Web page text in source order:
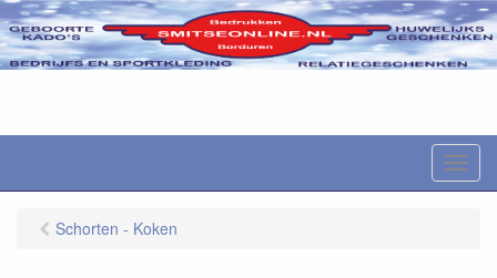
M
e
Schorten - Koken